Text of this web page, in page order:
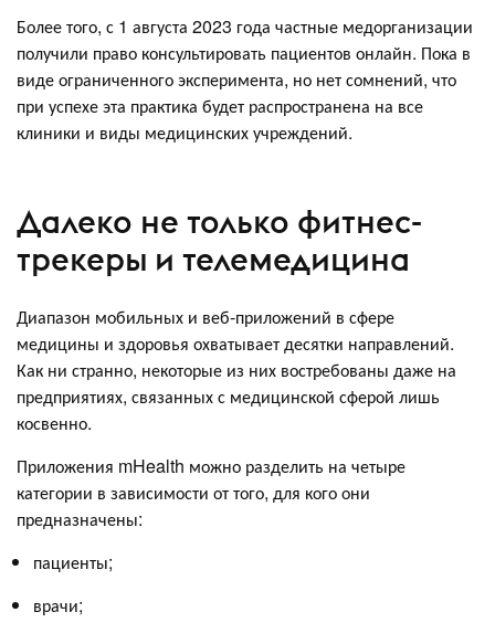
Более того, с 1 августа 2023 года частные медорганизации
получили право консультировать пациентов онлайн. Пока в
виде ограниченного эксперимента, но нет сомнений, что
при успехе эта практика будет распространена на все
клиники и виды медицинских учреждений.
Далеко не только фитнес-
трекеры и телемедицина
Диапазон мобильных и веб-приложений в сфере
медицины и здоровья охватывает десятки направлений.
Как ни странно, некоторые из них востребованы даже на
предприятиях, связанных с медицинской сферой лишь
косвенно.
Приложения mHealth можно разделить на четыре
категории в зависимости от того, для кого они
предназначены:
пациенты;
врачи;